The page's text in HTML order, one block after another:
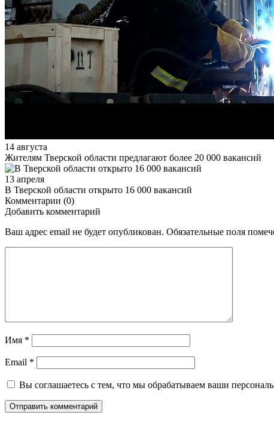
14 августа
Жителям Тверской области предлагают более 20 000 вакансий
13 апреля
В Тверской области открыто 16 000 вакансий
Комментарии (0)
Добавить комментарий
Ваш адрес email не будет опубликован. Обязательные поля
Имя *
Email *
Вы соглашаетесь с тем, что мы обрабатываем ваши